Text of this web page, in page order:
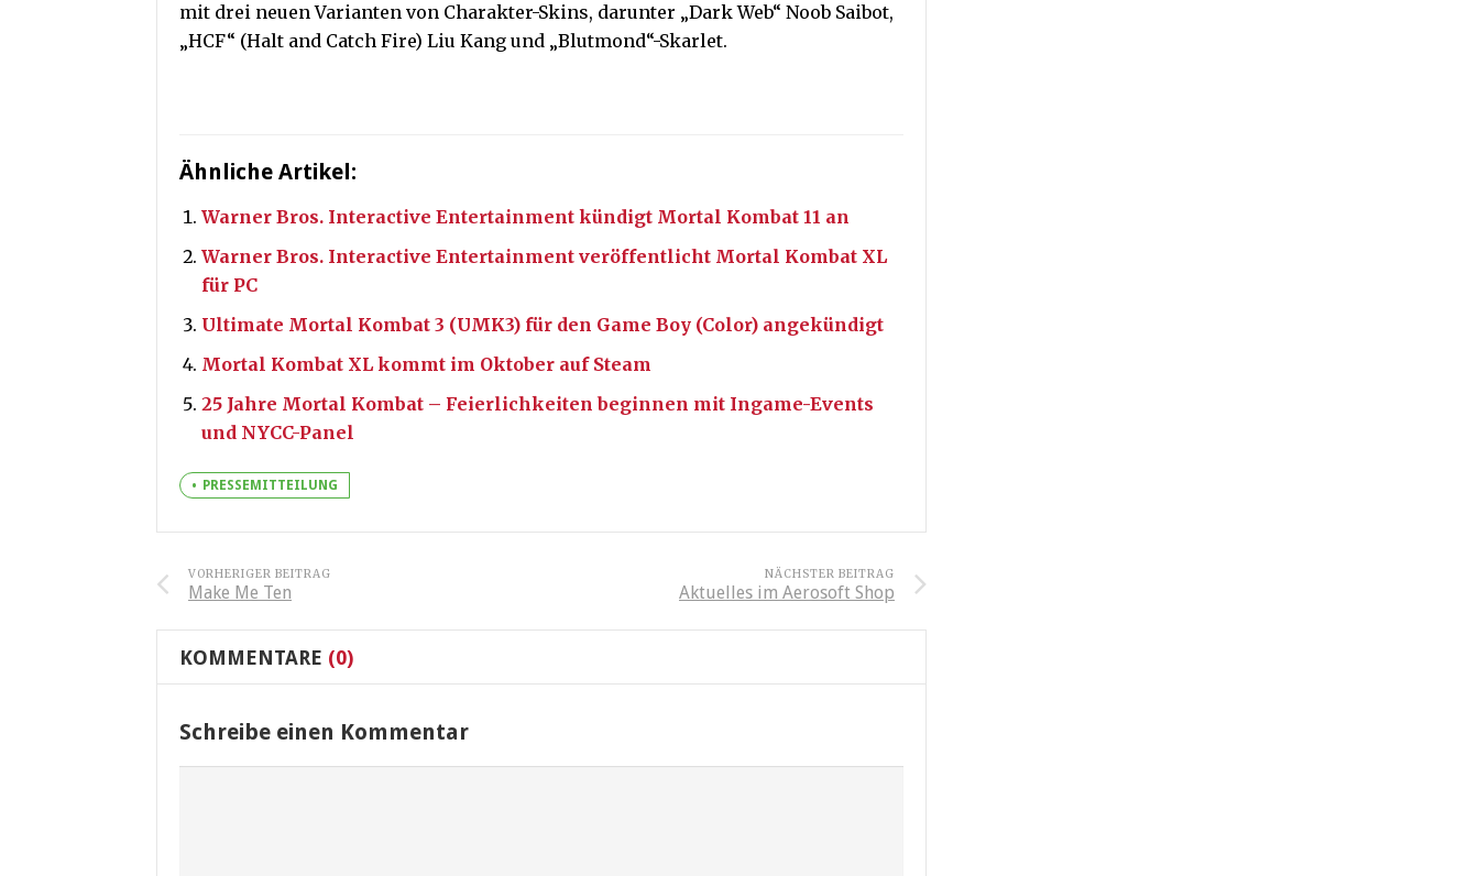
mit drei neuen Varianten von Charakter-Skins, darunter „Dark Web“ Noob Saibot,
„HCF“ (Halt and Catch Fire) Liu Kang und „Blutmond“-Skarlet.
Ähnliche Artikel:
Warner Bros. Interactive Entertainment kündigt Mortal Kombat 11 an
Warner Bros. Interactive Entertainment veröffentlicht Mortal Kombat XL
für PC
Ultimate Mortal Kombat 3 (UMK3) für den Game Boy (Color) angekündigt
Mortal Kombat XL kommt im Oktober auf Steam
25 Jahre Mortal Kombat – Feierlichkeiten beginnen mit Ingame-Events
und NYCC-Panel
PRESSEMITTEILUNG
VORHERIGER BEITRAG
Make Me Ten
NÄCHSTER BEITRAG
Aktuelles im Aerosoft Shop
KOMMENTARE (0)
Schreibe einen Kommentar